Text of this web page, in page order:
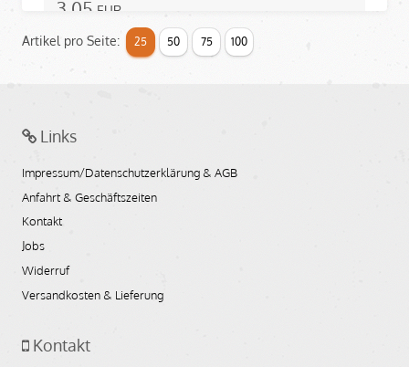
3,05 EUR
2,56EUR
Artikel pro Seite: 25 50 75 100
Links
Impressum/Datenschutzerklärung & AGB
Anfahrt & Geschäftszeiten
Kontakt
Jobs
Widerruf
Versandkosten & Lieferung
Kontakt